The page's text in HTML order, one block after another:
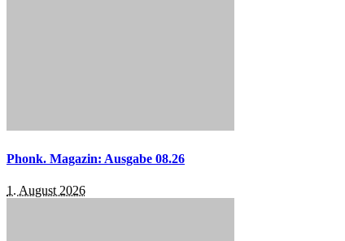
Phonk. Magazin: Ausgabe 08.26
1. August 2026